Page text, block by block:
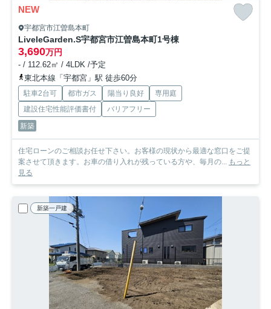
NEW
宇都宮市江曽島本町
LiveleGarden.S宇都宮市江曽島本町1号棟
3,690万円
- / 112.62㎡ / 4LDK /予定
東北本線「宇都宮」駅 徒歩60分
駐車2台可 都市ガス 陽当り良好
専用庭
建設住宅性能評価書付
バリアフリー
新築
住宅ローンのご相談お任せ下さい。お客様の現状から最適な窓口をご提
案させて頂きます。お車の借り入れが残っている方や、毎月の...
もっと
見る
新築一戸建